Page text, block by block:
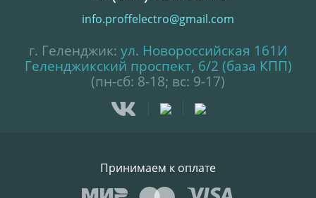
info.proffelectro@gmail.com
г. Геленджик: ул. Новороссийская 161И
Геленджикский проспект, 6/2 (база КПП)
(пн-сб: 8-18; вс: 9-17)
Принимаем к оплате